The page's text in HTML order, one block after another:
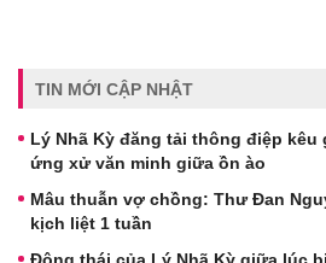
TIN MỚI CẬP NHẬT
Lý Nhã Kỳ đăng tải thông điệp
ứng xử văn minh giữa ồn ào
Mâu thuẫn vợ chồng: Thư Đan
kịch liệt 1 tuần
Động thái của Lý Nhã Kỳ giữa lúc